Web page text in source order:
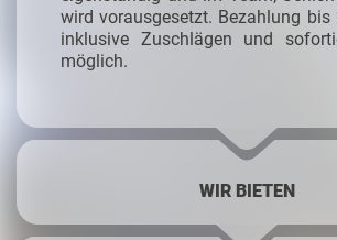
wird vorausgesetzt. Bezahlung bis
inklusive Zuschlägen und
möglich.
WIR BIETEN